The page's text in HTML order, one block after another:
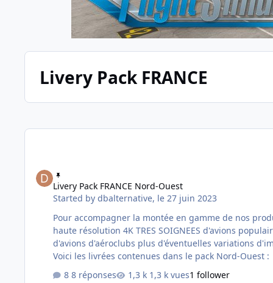
Livery Pack FRANCE
Livery Pack FRANCE Nord-Ouest
Started bydbalternative, le 27 juin 2023
Pour accompagner la montée en gamme de nos produits
haute résolution 4K TRES SOIGNEES d'avions populaires et déjà
d'avions d'aéroclubs plus d'éventuelles variations d'immatriculations au prix de 5,90 Euros.
Voici les livrées contenues dans le pack Nord-Ouest :
8 réponses
1,3 k vues1 follower